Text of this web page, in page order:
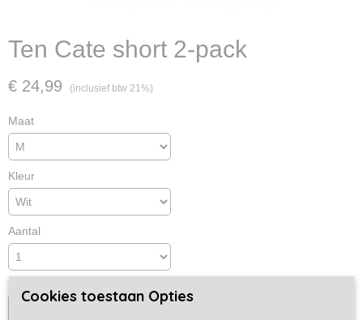
Ten Cate short 2-pack
€ 24,99 (inclusief btw 21%)
Maat
Kleur
Aantal
Cookies toestaan Opties